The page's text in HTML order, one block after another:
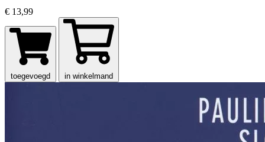
€ 13,99
toegevoegd in winkelmand